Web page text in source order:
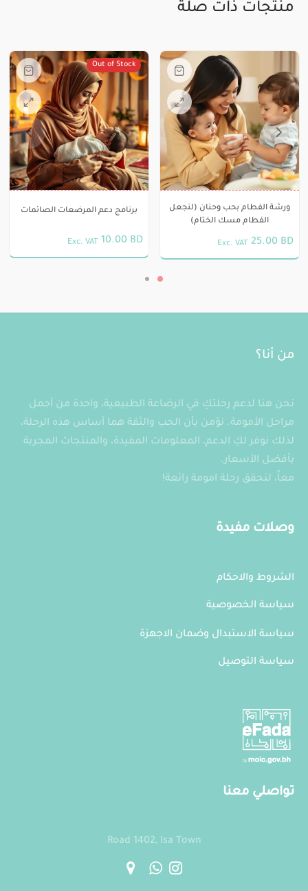
منتجات ذات صلة
ورشة الفطام بحب وحنان (لنجعل
الفطام مسك الختام)
25.00 BD
Exc. VAT
Out of Stock
برنامج دعم المرضعات الصائمات
10.00 BD
Exc. VAT
من أنا؟
نحن هنا لدعم رحلتكِ في الرضاعة الطبيعية، واحدة من أجمل
مراحل الأمومة. نؤمن بأن الحب والثقة هما أساس هذه الرحلة،
لذلك نوفر لكِ الدعم، المعلومات المفيدة، والمنتجات المجربة
بأفضل الأسعار.
معاً، لنحقق رحلة امومة رائعة!
وصلات مفيدة
الشروط والاحكام
سياسة الخصوصية
سياسة الاستبدال وضمان الاجهزة
سياسة التوصيل
تواصلي معنا
Road 1402, Isa Town